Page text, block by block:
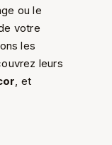
ou le
votre
les
leurs
, et